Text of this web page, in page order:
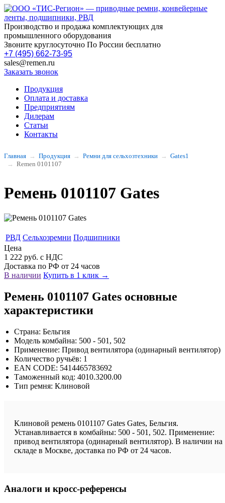
Производство и продажа комплектующих для
промышленного оборудования
Звоните круглосуточно По России бесплатно
+7 (495) 662-73-95
sales@remen.ru
Заказать звонок
Продукция
Оплата и доставка
Предприятиям
Дилерам
Статьи
Контакты
Главная Продукция Ремни для сельхозтехники
Gates1
Remen 0101107
Ремень 0101107 Gates
РВД Сельхозремни Подшипники
Цена
1 222 руб. с НДС
Доставка по РФ от 24 часов
В наличии Купить в 1 клик →
Ремень 0101107 Gates основные
характеристики
Страна: Бельгия
Модель комбайна: 500 - 501, 502
Применение: Привод вентилятора (одинарный вентилятор)
Количество ручьёв: 1
EAN CODE: 5414465783692
Таможенный код: 4010.3200.00
Тип ремня: Клиновой
Клиновой ремень 0101107 Gates Gates, Бельгия.
Устанавливается в комбайны: 500 - 501, 502. Применение:
привод вентилятора (одинарный вентилятор). В наличии на
складе в Москве, доставка по РФ от 24 часов.
Аналоги и кросс-референсы